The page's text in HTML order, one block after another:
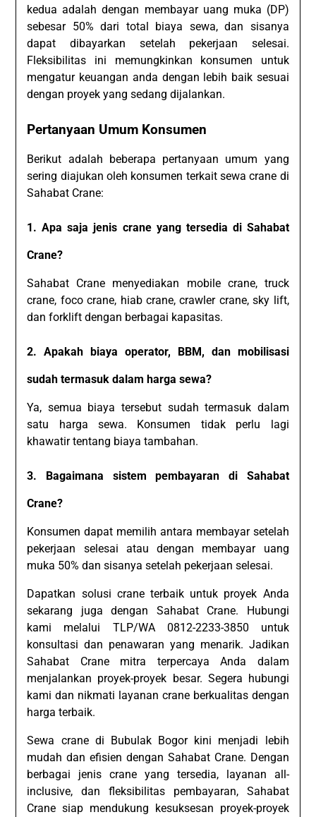
kedua adalah dengan membayar uang muka (DP)
sebesar 50% dari total biaya sewa, dan sisanya
dapat dibayarkan setelah pekerjaan selesai.
Fleksibilitas ini memungkinkan konsumen untuk
mengatur keuangan anda dengan lebih baik sesuai
dengan proyek yang sedang dijalankan.
Pertanyaan Umum Konsumen
Berikut adalah beberapa pertanyaan umum yang
sering diajukan oleh konsumen terkait sewa crane di
Sahabat Crane:
1. Apa saja jenis crane yang tersedia di Sahabat
Crane?
Sahabat Crane menyediakan mobile crane, truck
crane, foco crane, hiab crane, crawler crane, sky lift,
dan forklift dengan berbagai kapasitas.
2. Apakah biaya operator, BBM, dan mobilisasi
sudah termasuk dalam harga sewa?
Ya, semua biaya tersebut sudah termasuk dalam
satu harga sewa. Konsumen tidak perlu lagi
khawatir tentang biaya tambahan.
3. Bagaimana sistem pembayaran di Sahabat
Crane?
Konsumen dapat memilih antara membayar setelah
pekerjaan selesai atau dengan membayar uang
muka 50% dan sisanya setelah pekerjaan selesai.
Dapatkan solusi crane terbaik untuk proyek Anda
sekarang juga dengan Sahabat Crane. Hubungi
kami melalui TLP/WA 0812-2233-3850 untuk
konsultasi dan penawaran yang menarik. Jadikan
Sahabat Crane mitra terpercaya Anda dalam
menjalankan proyek-proyek besar. Segera hubungi
kami dan nikmati layanan crane berkualitas dengan
harga terbaik.
Sewa crane di Bubulak Bogor kini menjadi lebih
mudah dan efisien dengan Sahabat Crane. Dengan
berbagai jenis crane yang tersedia, layanan all-
inclusive, dan fleksibilitas pembayaran, Sahabat
Crane siap mendukung kesuksesan proyek-proyek